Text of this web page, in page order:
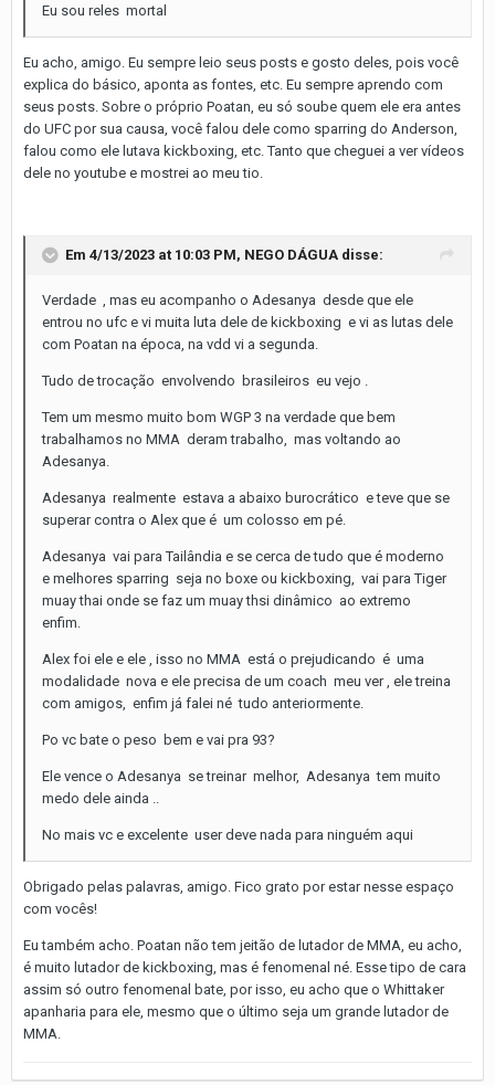
Eu sou reles mortal
Eu acho, amigo. Eu sempre leio seus posts e gosto deles, pois você
explica do básico, aponta as fontes, etc. Eu sempre aprendo com
seus posts. Sobre o próprio Poatan, eu só soube quem ele era antes
do UFC por sua causa, você falou dele como sparring do Anderson,
falou como ele lutava kickboxing, etc. Tanto que cheguei a ver vídeos
dele no youtube e mostrei ao meu tio.
Em 4/13/2023 at 10:03 PM, NEGO DÁGUA disse:
Verdade , mas eu acompanho o Adesanya desde que ele
entrou no ufc e vi muita luta dele de kickboxing e vi as lutas dele
com Poatan na época, na vdd vi a segunda.
Tudo de trocação envolvendo brasileiros eu vejo .
Tem um mesmo muito bom WGP 3 na verdade que bem
trabalhamos no MMA deram trabalho, mas voltando ao
Adesanya.
Adesanya realmente estava a abaixo burocrático e teve que se
superar contra o Alex que é um colosso em pé.
Adesanya vai para Tailândia e se cerca de tudo que é moderno
e melhores sparring seja no boxe ou kickboxing, vai para Tiger
muay thai onde se faz um muay thsi dinâmico ao extremo
enfim.
Alex foi ele e ele , isso no MMA está o prejudicando é uma
modalidade nova e ele precisa de um coach meu ver , ele treina
com amigos, enfim já falei né tudo anteriormente.
Po vc bate o peso bem e vai pra 93?
Ele vence o Adesanya se treinar melhor, Adesanya tem muito
medo dele ainda ..
No mais vc e excelente user deve nada para ninguém aqui
Obrigado pelas palavras, amigo. Fico grato por estar nesse espaço
com vocês!
Eu também acho. Poatan não tem jeitão de lutador de MMA, eu acho,
é muito lutador de kickboxing, mas é fenomenal né. Esse tipo de cara
assim só outro fenomenal bate, por isso, eu acho que o Whittaker
apanharia para ele, mesmo que o último seja um grande lutador de
MMA.